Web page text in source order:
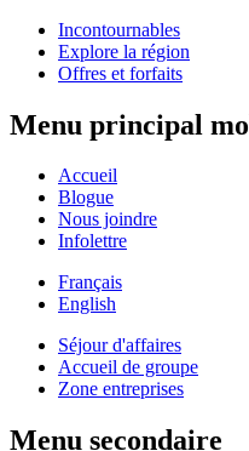
Incontournables
Explore la région
Offres et forfaits
Menu principal
Accueil
Blogue
Nous joindre
Infolettre
Français
English
Séjour d'affaires
Accueil de groupe
Zone entreprises
Menu secondaire